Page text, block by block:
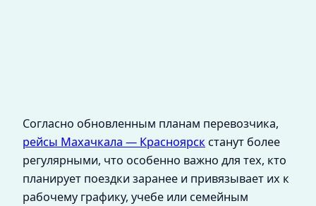
Согласно обновленным планам перевозчика,
рейсы Махачкала — Красноярск станут более
регулярными, что особенно важно для тех, кто
планирует поездки заранее и привязывает их к
рабочему графику, учебе или семейным